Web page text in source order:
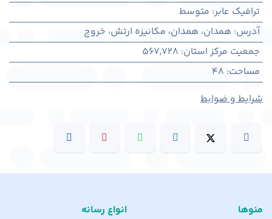
ترافیک عابر: متوسط
آدرس: همدان، همدان، مکانیزه ارتش، خروج
جمعیت مرکز استان:
567,728
مساحت:
48
شرایط و ضوابط
منوها انواع رسانه